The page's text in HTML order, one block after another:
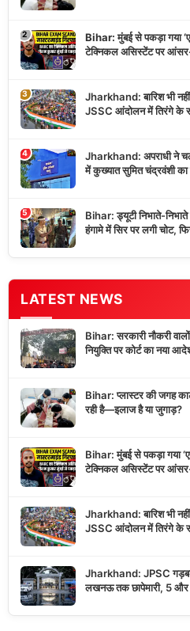
2
Bihar: मुंबई से पकड़ा गया
टेक्निकल असिस्टेंट पर
3
Jharkhand: बारिश भी
JSSC आंदोलन में तिरंगे के
4
Jharkhand: अपराधी ने
में कुख्यात सुमित चंद्रवंशी
5
Bihar: ड्यूटी निभाते-
हंगामे में सिर पर लगी चोट,
LATEST NEWS
Bihar: सरकारी नौकरी
नियुक्ति पर कोर्ट का नया
Bihar: प्लास्टर की जगह
रही है—इलाज है या जुगाड़?
Bihar: मुंबई से पकड़ा गया
टेक्निकल असिस्टेंट पर
Jharkhand: बारिश भी
JSSC आंदोलन में तिरंगे के
Jharkhand: JPSC
लखनऊ तक छापेमारी, 5 और